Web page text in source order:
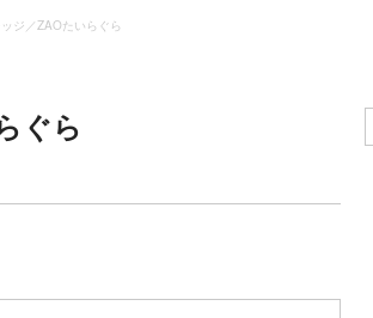
ジ／ZAOたいらぐら
ぐら